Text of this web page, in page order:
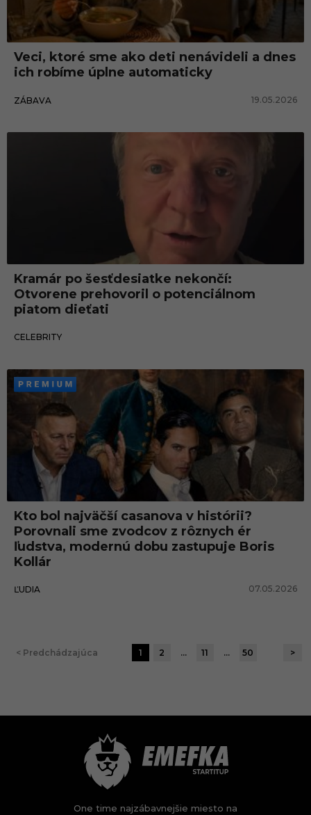
Veci, ktoré sme ako deti nenávideli a dnes
ich robíme úplne automaticky
ZÁBAVA 19.05.2026
Kramár po šesťdesiatke nekončí:
Otvorene prehovoril o potenciálnom
piatom dieťati
CELEBRITY
Kto bol najväčší casanova v histórii?
Porovnali sme zvodcov z rôznych ér
ľudstva, modernú dobu zastupuje Boris
Kollár
ĽUDIA 07.05.2026
< Predchádzajúca 1 2 … 11 … 50 >
One time najzábavnejšie miesto na